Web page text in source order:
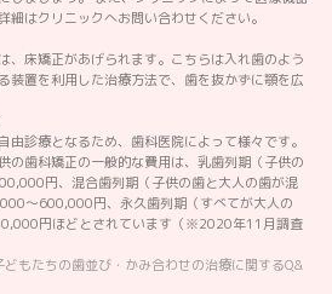
細はクリニックへお問い合わせください。
、床矯正があげられます。こちらは入れ歯のよう
装置を利用した治療方法で、歯を抜かずに顎を広
由診療となるため、歯科医院によって様々です。
の歯科矯正の一般的な費用は、乳歯列期（子供の
円、混合歯列期（子供の歯と大人の歯が混
～600,000円、永久歯列期（すべてが大人の
円ほどとされています（※2020年11月調査
どもたちの歯並び・かみ合わせの治療に関するQ&